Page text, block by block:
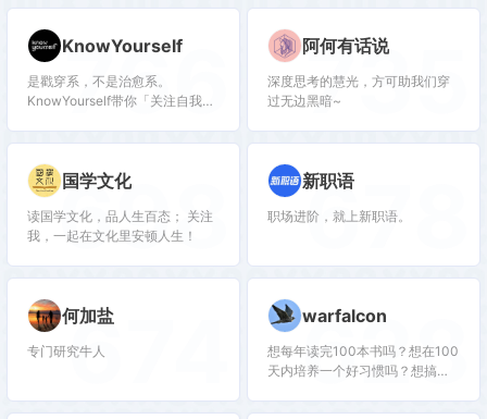
KnowYourself
是戳穿系，不是治愈系。
KnowYourself带你「关注自我和
app。
766 阿何有话说
深度思考的慧光，方可助我们穿
过无边黑暗~735
国学文化
读国学文化，品人生百态； 关注
我，一起在文化里安顿人生！
698 新职语
职场进阶，就上新职语。
678
何加盐
专门研究牛人674 warfalcon
想每年读完100本书吗？想在100
天内培养一个好习惯吗？想搞定
我，让你成为一个行动者，跟几
628